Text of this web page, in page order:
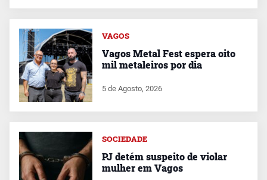
VAGOS
Vagos Metal Fest espera oito
mil metaleiros por dia
5 de Agosto, 2026
SOCIEDADE
PJ detém suspeito de violar
mulher em Vagos